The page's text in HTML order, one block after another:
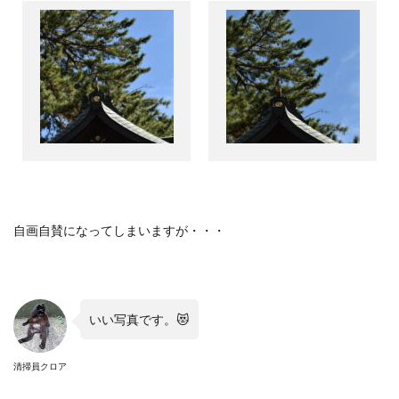
自画自賛になってしまいますが・・・
清掃員クロア
いい写真です。 😻